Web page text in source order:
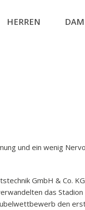
HERREN
und ein wenig
GmbH & Co.
das
den